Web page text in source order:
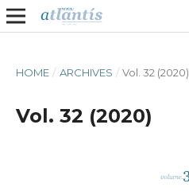
HOME / ARCHIVES / Vol. 32 (2020)
Vol. 32 (2020)